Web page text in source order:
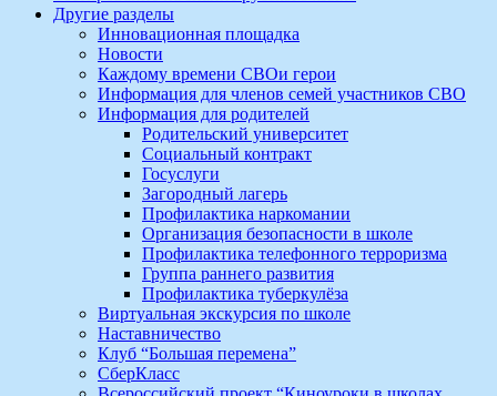
Другие разделы
Инновационная площадка
Новости
Каждому времени СВОи герои
Информация для членов семей участников СВО
Информация для родителей
Родительский университет
Социальный контракт
Госуслуги
Загородный лагерь
Профилактика наркомании
Организация безопасности в школе
Профилактика телефонного терроризма
Группа раннего развития
Профилактика туберкулёза
Виртуальная экскурсия по школе
Наставничество
Клуб “Большая перемена”
СберКласс